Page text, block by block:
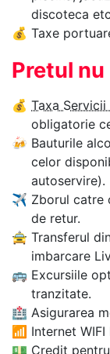
discoteca
💰 Taxe
Pretul
💰 Taxa
obligatorie
🍻 Bauturile
celor
autoservire).
✈ Zborul catre
de retur.
🚖 Transferul
imbarcare
🚌 Excursiile
tranzitate.
🏥 Asigurarea
📶 Internet
💵 Credit